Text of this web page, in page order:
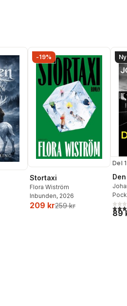
-19%
Stortaxi
Flora Wiström
Inbunden, 2026
209 kr259 kr
Del 1
5,0
89